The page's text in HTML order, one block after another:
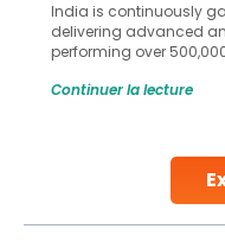
Human sperm
in advanced
Fertilization (IVF) and
challenges and help
collected, they process
Continuer la lecture